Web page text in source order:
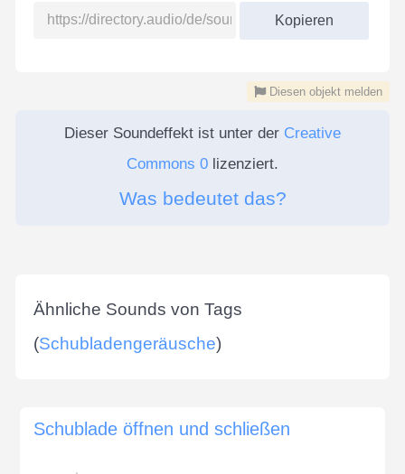
Kopieren
Diesen objekt melden
Dieser Soundeffekt ist unter der Creative
Commons 0 lizenziert.
Was bedeutet das?
Ähnliche Sounds von Tags
(Schubladengeräusche)
Schublade öffnen und schließen